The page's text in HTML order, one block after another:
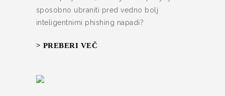
sposobno ubraniti pred vedno bolj
inteligentnimi phishing napadi?
> PREBERI VEČ